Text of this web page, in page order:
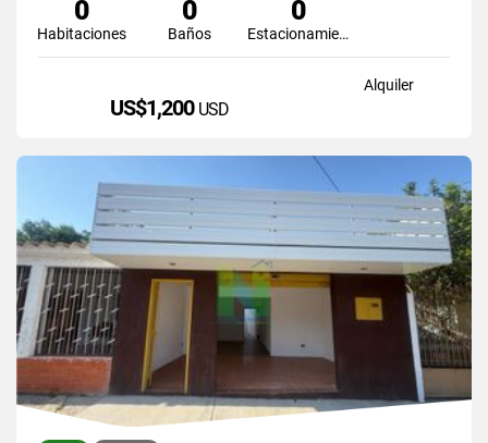
0
Habitaciones
0
Baños
0
Estacionamiento
Alquiler
US$1,200 USD